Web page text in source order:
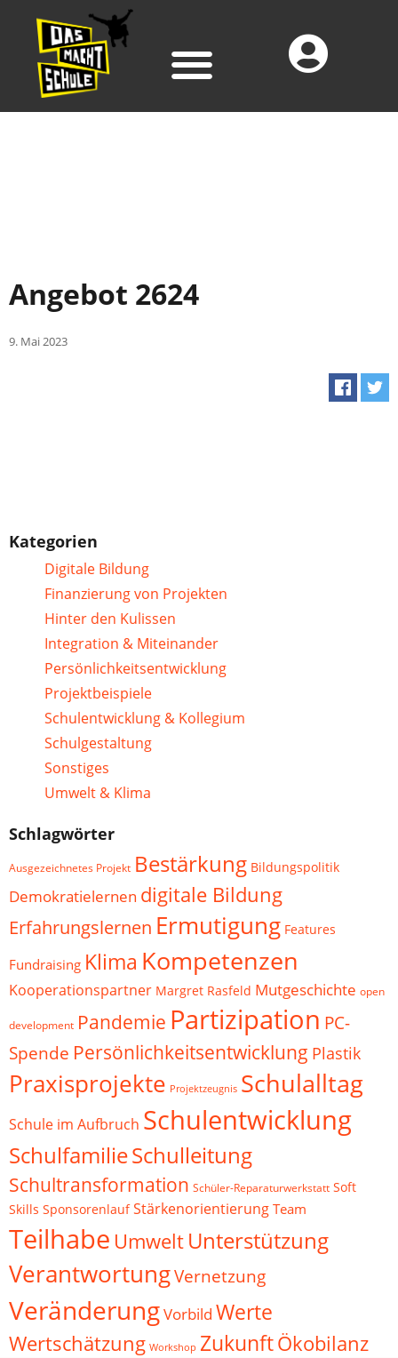
Angebot 2624
9. Mai 2023
Kategorien
Digitale Bildung
Finanzierung von Projekten
Hinter den Kulissen
Integration & Miteinander
Persönlichkeitsentwicklung
Projektbeispiele
Schulentwicklung & Kollegium
Schulgestaltung
Sonstiges
Umwelt & Klima
Schlagwörter
Ausgezeichnetes Projekt Bestärkung Bildungspolitik
Demokratielernen digitale Bildung
Erfahrungslernen Ermutigung Features
Fundraising Klima Kompetenzen
Kooperationspartner Margret Rasfeld Mutgeschichte open
development Pandemie Partizipation PC-
Spende Persönlichkeitsentwicklung Plastik
Praxisprojekte Projektzeugnis Schulalltag
Schule im Aufbruch Schulentwicklung
SchulfamilieSchulleitung
Schultransformation Schüler-Reparaturwerkstatt Soft
Skills Sponsorenlauf Stärkenorientierung Team
Teilhabe Umwelt Unterstützung
VerantwortungVernetzung
VeränderungVorbild Werte
Wertschätzung Workshop ZukunftÖkobilanz